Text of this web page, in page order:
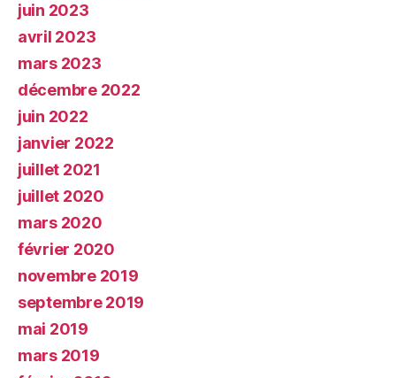
juin 2023
avril 2023
mars 2023
décembre 2022
juin 2022
janvier 2022
juillet 2021
juillet 2020
mars 2020
février 2020
novembre 2019
septembre 2019
mai 2019
mars 2019